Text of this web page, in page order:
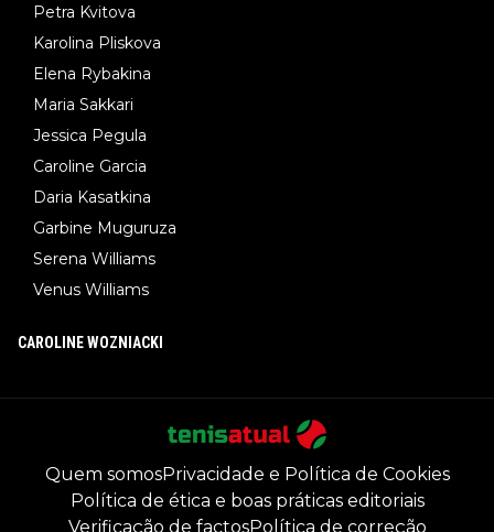
Petra Kvitova
Karolina Pliskova
Elena Rybakina
Maria Sakkari
Jessica Pegula
Caroline Garcia
Daria Kasatkina
Garbine Muguruza
Serena Williams
Venus Williams
CAROLINE WOZNIACKI
Quem somosPrivacidade e Política de Cookies
Política de ética e boas práticas editoriais
Verificação de factosPolítica de correção